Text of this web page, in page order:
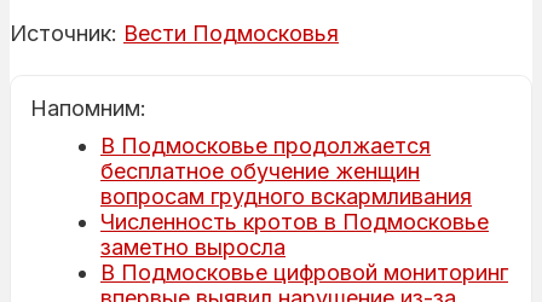
Источник: Вести Подмосковья
Напомним:
В Подмосковье продолжается
бесплатное обучение женщин
вопросам грудного вскармливания
Численность кротов в Подмосковье
заметно выросла
В Подмосковье цифровой мониторинг